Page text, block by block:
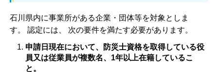
石川県内に事業所がある企業・団体等を対象としま
す。 認定には、 次の要件を満たす必要があります。
申請日現在において、防災士資格を取得している役
員又は従業員が複数名、1年以上在籍しているこ
と。